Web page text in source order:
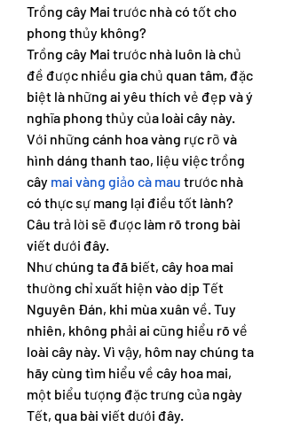
Trồng cây Mai trước nhà có tốt cho
phong thủy không?
Trồng cây Mai trước nhà luôn là chủ
đề được nhiều gia chủ quan tâm, đặc
biệt là những ai yêu thích vẻ đẹp và ý
nghĩa phong thủy của loài cây này.
Với những cánh hoa vàng rực rỡ và
hình dáng thanh tao, liệu việc trồng
cây mai vàng giảo cà mau trước nhà
có thực sự mang lại điều tốt lành?
Câu trả lời sẽ được làm rõ trong bài
viết dưới đây.
Như chúng ta đã biết, cây hoa mai
thường chỉ xuất hiện vào dịp Tết
Nguyên Đán, khi mùa xuân về. Tuy
nhiên, không phải ai cũng hiểu rõ về
loài cây này. Vì vậy, hôm nay chúng ta
hãy cùng tìm hiểu về cây hoa mai,
một biểu tượng đặc trưng của ngày
Tết, qua bài viết dưới đây.